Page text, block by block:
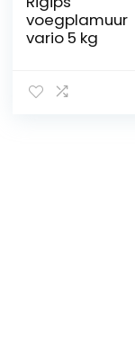
voegplamuur
vario 5 kg